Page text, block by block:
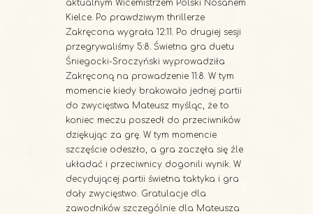
aktualnym Wicemistrzem Polski Nosanem
Kielce. Po prawdziwym thrillerze
Zakręcona wygrała 12:11. Po drugiej sesji
przegrywaliśmy 5:8. Świetna gra duetu
Śniegocki-Sroczyński wyprowadziła
Zakręconą na prowadzenie 11:8. W tym
momencie kiedy brakowało jednej partii
do zwycięstwa Mateusz myśląc, że to
koniec meczu poszedł do przeciwników
dziękując za grę. W tym momencie
szczęście odeszło, a gra zaczęła się źle
układać i przeciwnicy dogonili wynik. W
decydującej partii świetna taktyka i gra
dały zwycięstwo. Gratulacje dla
zawodników szczególnie dla Mateusza